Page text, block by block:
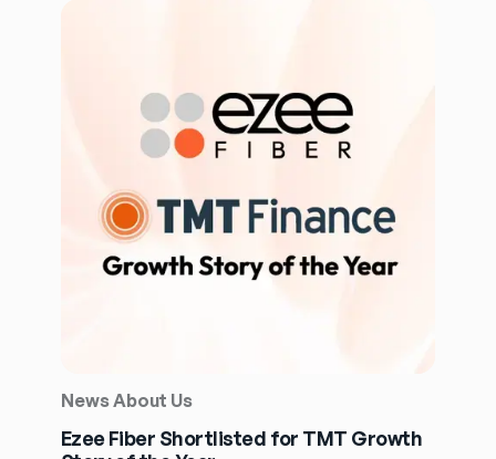
News About Us
Ezee Fiber Shortlisted for TMT Growth